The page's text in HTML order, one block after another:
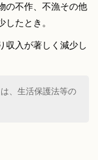
の不作、不漁その他
たとき。
収入が著しく減少し
、生活保護法等の